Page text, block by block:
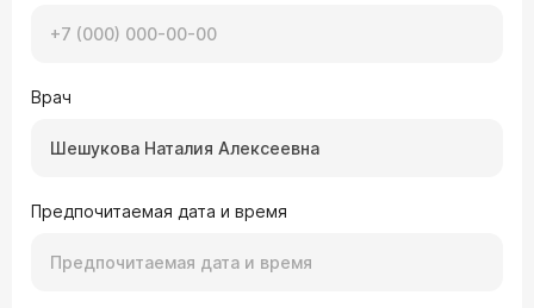
Врач
Предпочитаемая дата и время